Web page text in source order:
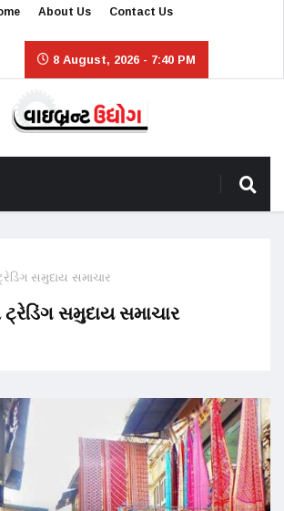
About Us Contact Us
8 August, 2026 - 7:40 PM
સમુદાય સમાચાર
સમુદાય સમાચાર